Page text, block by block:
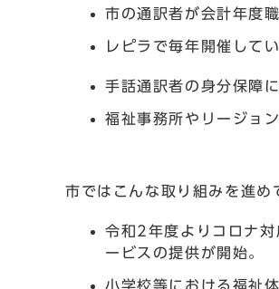
市の通訳者が会計年度
レピラで毎年開催して
手話通訳者の身分保障
福祉事務所やリージョ
市ではこんな取り組みを進め
令和2年度よりコロナ
ービスの提供が開始。
小学校等における福